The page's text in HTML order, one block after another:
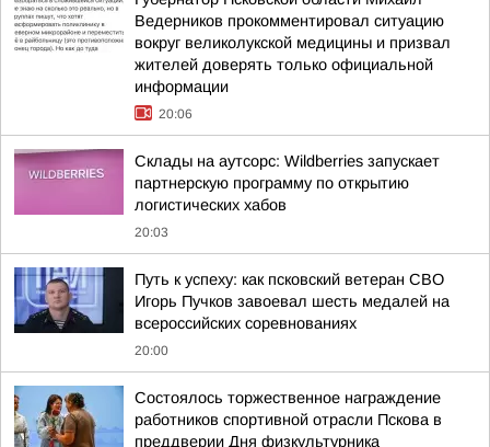
Ведерников прокомментировал ситуацию
вокруг великолукской медицины и призвал
жителей доверять только официальной
информации
20:06
Склады на аутсорс: Wildberries запускает
партнерскую программу по открытию
логистических хабов
20:03
Путь к успеху: как псковский ветеран СВО
Игорь Пучков завоевал шесть медалей на
всероссийских соревнованиях
20:00
Состоялось торжественное награждение
работников спортивной отрасли Пскова в
преддверии Дня физкультурника